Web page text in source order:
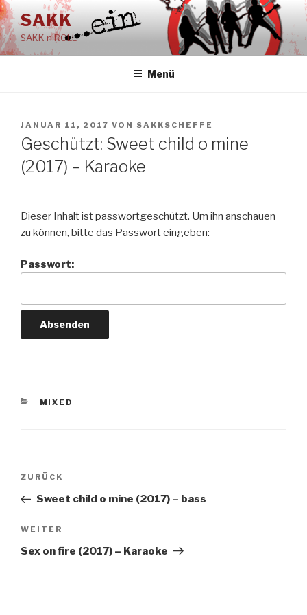
Zum
Inhalt
springen
SAKK
SAKK n ROLL
Menü
VERÖFFENTLICHT
AM
JANUAR 11, 2017 VON SAKKSCHEFFE
Geschützt: Sweet child o mine
(2017) – Karaoke
Dieser Inhalt ist passwortgeschützt. Um ihn anschauen
zu können, bitte das Passwort eingeben:
Passwort:
KATEGORIEN
MIXED
Beitrags-
Vorheriger
Beitrag
ZURÜCK
Sweet child o mine (2017) – bass
Nächster
Beitrag
WEITER
Sex on fire (2017) – Karaoke